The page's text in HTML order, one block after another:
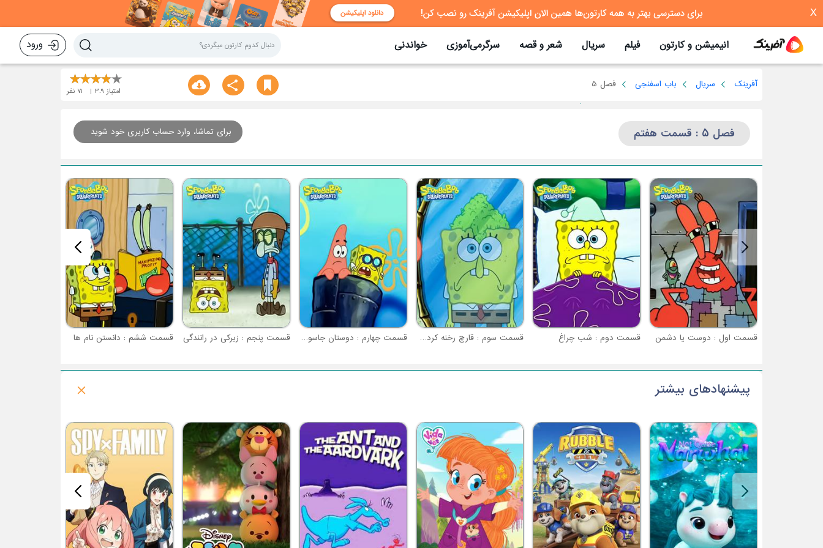
X
انیمیشن و کارتون فیلم سریال شعر و قصه سرگرمی‌آموزی خواندنی ورود
آفرینک سریال باب اسفنجی فصل 5
امتیاز 3.9
71 نفر
فصل 5 : قسمت هفتم برای تماشا، وارد حساب کاربری خود شوید
قسمت اول : دوست یا دشمن قسمت دوم : شب چراغ قسمت سوم : قارچ رخنه کرده در میان ما قسمت چهارم : دوستان جاسوس قسمت پنجم : زیرکی در رانندگی قسمت ششم : دانستن نام ها
پیشنهادهای بیشتر